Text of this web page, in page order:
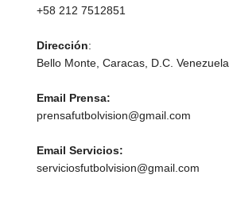
+58 212 7512851
Dirección:
Bello Monte, Caracas, D.C. Venezuela
Email Prensa:
prensafutbolvision@gmail.com
Email Servicios:
serviciosfutbolvision@gmail.com